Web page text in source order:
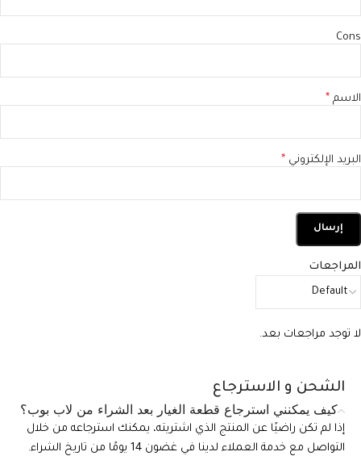
المراجعات
لا توجد مراجعات بعد.
Cons
الاسم *
البريد الإلكتروني *
الشحن و الاسترجاع
كيف يمكنني استرجاع قطعة الغيار بعد الشراء من لاب بوب؟
إذا لم تكن راضيًا عن المنتج الذي اشتريته، يمكنك استرجاعه من خلال
التواصل مع خدمة العملاء لدينا في غضون 14 يومًا من تاريخ الشراء.